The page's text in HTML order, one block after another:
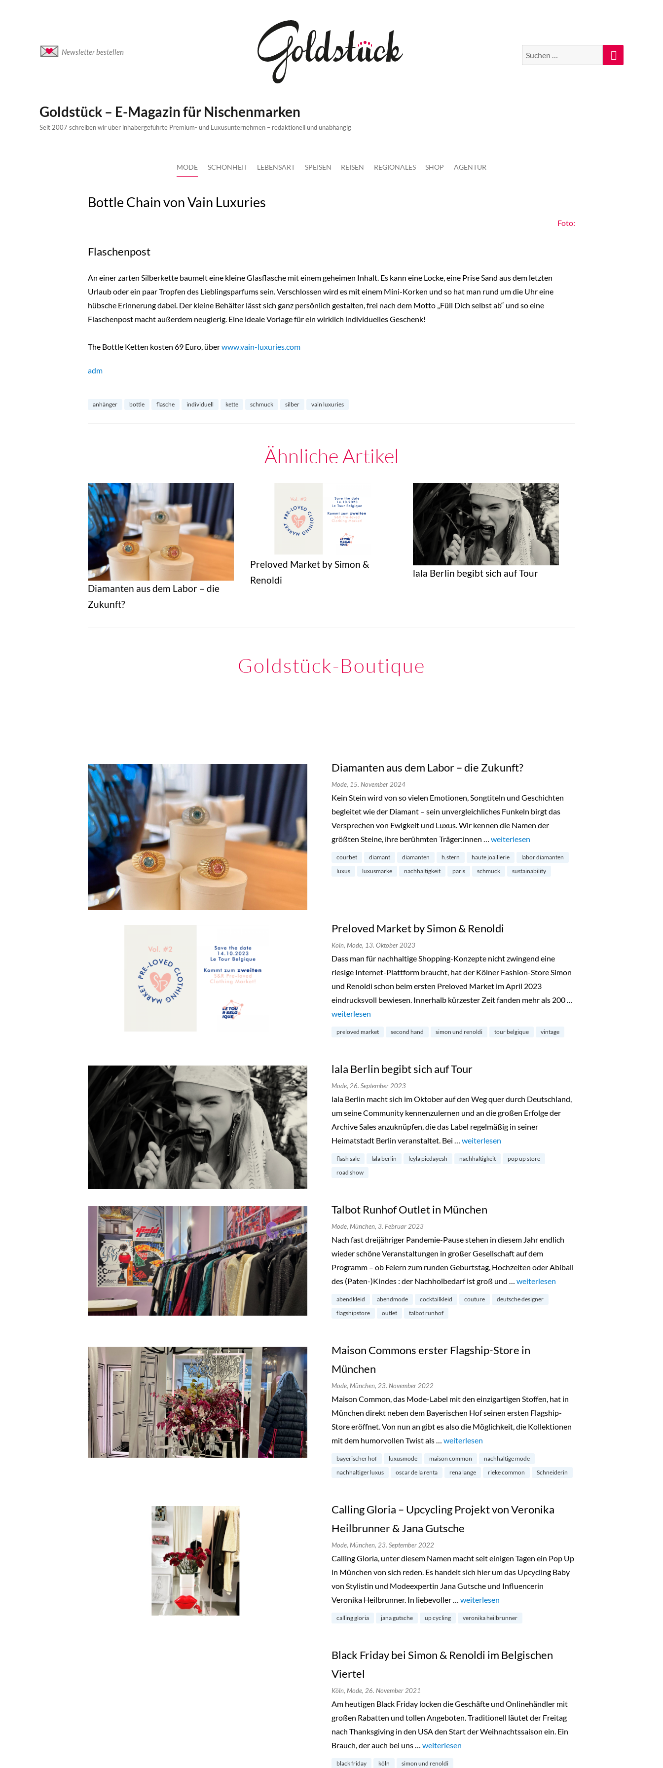
Newsletter bestellen
Suche
nach:
Suchen
Goldstück – E-Magazin für Nischenmarken
Seit 2007 schreiben wir über inhabergeführte Premium- und Luxusunternehmen – redaktionell und unabhängig
MODE SCHÖNHEIT LEBENSART SPEISEN REISEN REGIONALES SHOP AGENTUR
Bottle Chain von Vain Luxuries
Foto:
Flaschenpost
An einer zarten Silberkette baumelt eine kleine Glasflasche mit einem geheimen Inhalt. Es kann eine Locke, eine Prise Sand aus dem letzten
Urlaub oder ein paar Tropfen des Lieblingsparfums sein. Verschlossen wird es mit einem Mini-Korken und so hat man rund um die Uhr eine
hübsche Erinnerung dabei. Der kleine Behälter lässt sich ganz persönlich gestalten, frei nach dem Motto „Füll Dich selbst ab“ und so eine
Flaschenpost macht außerdem neugierig. Eine ideale Vorlage für ein wirklich individuelles Geschenk!
The Bottle Ketten kosten 69 Euro, überwww.vain-luxuries.com
adm
anhänger bottle flasche individuell kette schmuck silber vain luxuries
Ähnliche Artikel
Diamanten aus dem Labor – die
Zukunft?
Preloved Market by Simon &
Renoldi
lala Berlin begibt sich auf Tour
Goldstück-Boutique
Diamanten aus dem Labor – die Zukunft?
Mode, 15. November 2024
Kein Stein wird von so vielen Emotionen, Songtiteln und Geschichten
begleitet wie der Diamant – sein unvergleichliches Funkeln birgt das
Versprechen von Ewigkeit und Luxus. Wir kennen die Namen der
größten Steine, ihre berühmten Träger:innen … „Diamanten aus dem Labor – die Zukunft?“
weiterlesen
courbet diamant diamanten h.stern haute joaillerie
labor diamanten
luxus
luxusmarke nachhaltigkeit paris schmuck sustainability
Preloved Market by Simon & Renoldi
Köln, Mode, 13. Oktober 2023
Dass man für nachhaltige Shopping-Konzepte nicht zwingend eine
riesige Internet-Plattform braucht, hat der Kölner Fashion-Store Simon
und Renoldi schon beim ersten Preloved Market im April 2023
eindrucksvoll bewiesen. Innerhalb kürzester Zeit fanden mehr als 200 …
„Preloved Market by Simon & Renoldi“
weiterlesen
preloved market second hand simon und renoldi tour belgique vintage
lala Berlin begibt sich auf Tour
Mode, 26. September 2023
lala Berlin macht sich im Oktober auf den Weg quer durch Deutschland,
um seine Community kennenzulernen und an die großen Erfolge der
Archive Sales anzuknüpfen, die das Label regelmäßig in seiner
Heimatstadt Berlin veranstaltet. Bei … „lala Berlin begibt sich auf Tour“
weiterlesen
flash sale lala berlin leyla piedayesh nachhaltigkeit
pop up store
road show
Talbot Runhof Outlet in München
Mode, München, 3. Februar 2023
Nach fast dreijähriger Pandemie-Pause stehen in diesem Jahr endlich
wieder schöne Veranstaltungen in großer Gesellschaft auf dem
Programm – ob Feiern zum runden Geburtstag, Hochzeiten oder Abiball
des (Paten-)Kindes : der Nachholbedarf ist groß und … „Talbot Runhof Outlet in München“
weiterlesen
abendkleid abendmode cocktailkleid couture
deutsche designer
flagshipstore
outlet talbot runhof
Maison Commons erster Flagship-Store in
München
Mode, München, 23. November 2022
Maison Common, das Mode-Label mit den einzigartigen Stoffen, hat in
München direkt neben dem Bayerischen Hof seinen ersten Flagship-
Store eröffnet. Von nun an gibt es also die Möglichkeit, die Kollektionen
mit dem humorvollen Twist als … „Maison Commons erster Flagship-Store in München“
weiterlesen
bayerischer hof luxusmode maison common
nachhaltige mode
nachhaltiger luxus
oscar de la renta rena lange rieke common Schneiderin
Calling Gloria – Upcycling Projekt von Veronika
Heilbrunner & Jana Gutsche
Mode, München, 23. September 2022
Calling Gloria, unter diesem Namen macht seit einigen Tagen ein Pop Up
in München von sich reden. Es handelt sich hier um das Upcycling Baby
von Stylistin und Modeexpertin Jana Gutsche und Influencerin
Veronika Heilbrunner. In liebevoller … „Calling Gloria – Upcycling Projekt von Veronika
weiterlesen
calling gloria jana gutsche up cycling veronika heilbrunner
Black Friday bei Simon & Renoldi im Belgischen
Viertel
Köln, Mode, 26. November 2021
Am heutigen Black Friday locken die Geschäfte und Onlinehändler mit
großen Rabatten und tollen Angeboten. Traditionell läutet der Freitag
nach Thanksgiving in den USA den Start der Weihnachtssaison ein. Ein
Brauch, der auch bei uns … „Black Friday bei Simon & Renoldi im Belgischen Viertel“
weiterlesen
black friday köln simon und renoldi